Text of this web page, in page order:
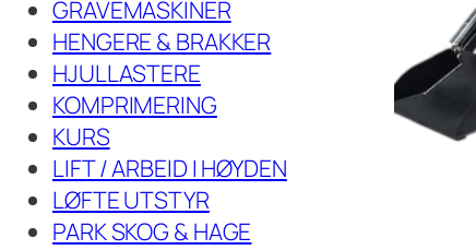
GRAVEMASKINER
HENGERE & BRAKKER
HJULLASTERE
KOMPRIMERING
KURS
LIFT / ARBEID I HØYDEN
LØFTE UTSTYR
PARK SKOG & HAGE